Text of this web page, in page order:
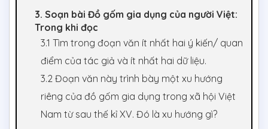
3. Soạn bài Đồ gốm gia dụng của người Việt:
Trong khi đọc
3.1 Tìm trong đoạn văn ít nhất hai ý kiến/ quan
điểm của tác giả và ít nhất hai dữ liệu.
3.2 Đoạn văn này trình bày một xu hướng
riêng của đồ gốm gia dụng trong xã hội Việt
Nam từ sau thế kỉ XV. Đó là xu hướng gì?